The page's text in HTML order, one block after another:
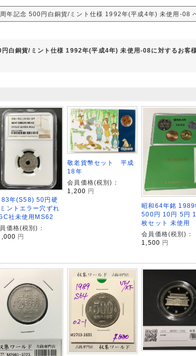
年記念 500円白銅貨/ミント仕様 1992年(平成4年) 未使用-08
白銅貨/ミント仕様 1992年(平成4年) 未使用-08に対するお客
年(S58) 50円硬
ントエラー穴ずれ
社未使用MS62
価格(税別)：
円
敬老貨幣セット 平成
18年
会員価格(税別)：
1,200 円
昭和64年銘 1989
500円 10円 5円
枚セット 未使用
会員価格(税別)：
1,500 円